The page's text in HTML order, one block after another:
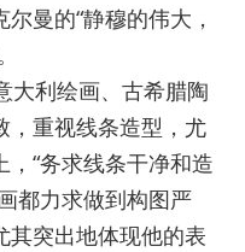
曼的“静穆的伟大，
利绘画、古希腊陶
，重视线条造型，尤
“务求线条干净和造
都力求做到构图严
其突出地体现他的表